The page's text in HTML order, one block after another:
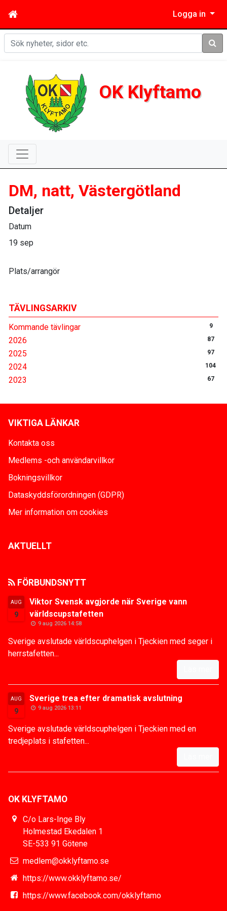
Logga in
Sök
OK Klyftamo
TÄVLINGSARKIV
Kommande tävlingar 9
2026 87
2025 97
2024 104
2023 67
DM, natt, Västergötland
Detaljer
Datum
19 sep
Plats/arrangör
VIKTIGA LÄNKAR
Kontakta oss
Medlems -och användarvillkor
Bokningsvillkor
Dataskyddsförordningen (GDPR)
Mer information om cookies
AKTUELLT
FÖRBUNDSNYTT
AUG
9
Viktor Svensk avgjorde när Sverige vann
världscupstafetten
9 aug 2026 14:58
Sverige avslutade världscuphelgen i Tjeckien med seger i
herrstafetten...
AUG
9
Sverige trea efter dramatisk avslutning
9 aug 2026 13:11
Sverige avslutade världscuphelgen i Tjeckien med en
tredjeplats i stafetten...
OK KLYFTAMO
C/o Lars-Inge Bly
Holmestad Ekedalen 1
SE-533 91 Götene
medlem@okklyftamo.se
https://www.okklyftamo.se/
https://www.facebook.com/okklyftamo